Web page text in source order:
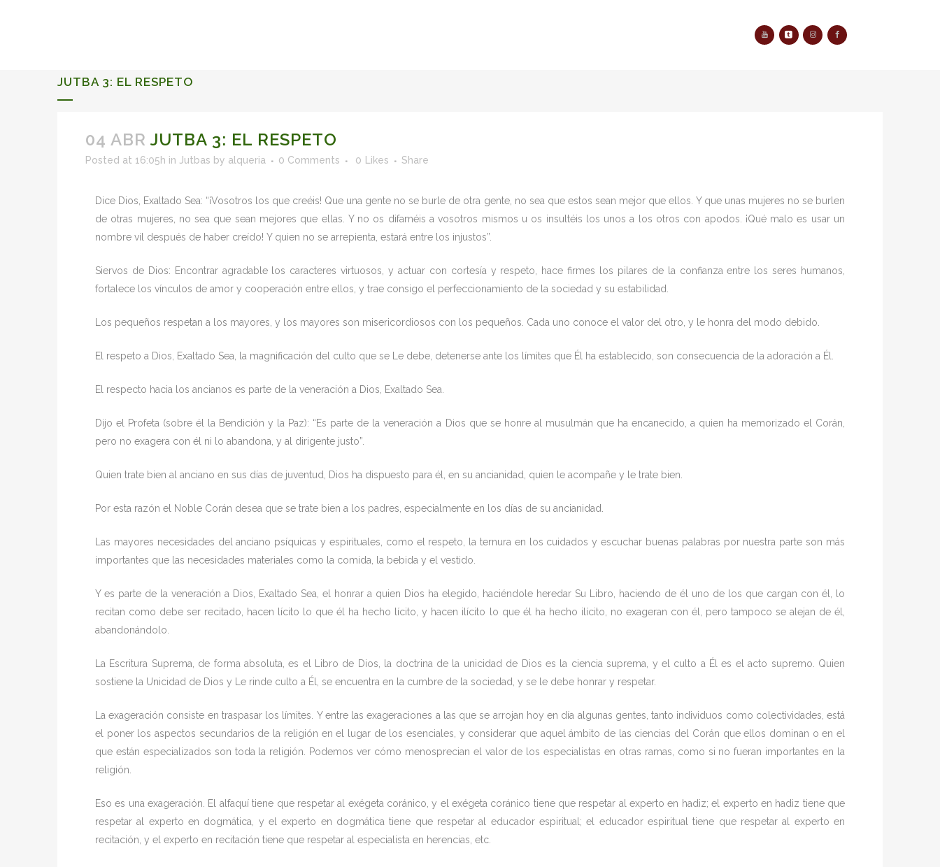
JUTBA 3: EL RESPETO
04 ABR JUTBA 3: EL RESPETO
Posted at 16:05h in Jutbas by alqueria 0 Comments 0 Likes Share
Dice Dios, Exaltado Sea: “¡Vosotros los que creéis! Que una gente no se burle de otra gente, no sea que estos sean mejor que ellos. Y que unas mujeres no se burlen
de otras mujeres, no sea que sean mejores que ellas. Y no os difaméis a vosotros mismos u os insultéis los unos a los otros con apodos. ¡Qué malo es usar un
nombre vil después de haber creído! Y quien no se arrepienta, estará entre los injustos”.
Siervos de Dios: Encontrar agradable los caracteres virtuosos, y actuar con cortesía y respeto, hace firmes los pilares de la confianza entre los seres humanos,
fortalece los vínculos de amor y cooperación entre ellos, y trae consigo el perfeccionamiento de la sociedad y su estabilidad.
Los pequeños respetan a los mayores, y los mayores son misericordiosos con los pequeños. Cada uno conoce el valor del otro, y le honra del modo debido.
El respeto a Dios, Exaltado Sea, la magnificación del culto que se Le debe, detenerse ante los límites que Él ha establecido, son consecuencia de la adoración a Él.
El respecto hacia los ancianos es parte de la veneración a Dios, Exaltado Sea.
Dijo el Profeta (sobre él la Bendición y la Paz): “Es parte de la veneración a Dios que se honre al musulmán que ha encanecido, a quien ha memorizado el Corán,
pero no exagera con él ni lo abandona, y al dirigente justo”.
Quien trate bien al anciano en sus días de juventud, Dios ha dispuesto para él, en su ancianidad, quien le acompañe y le trate bien.
Por esta razón el Noble Corán desea que se trate bien a los padres, especialmente en los días de su ancianidad.
Las mayores necesidades del anciano psíquicas y espirituales, como el respeto, la ternura en los cuidados y escuchar buenas palabras por nuestra parte son más
importantes que las necesidades materiales como la comida, la bebida y el vestido.
Y es parte de la veneración a Dios, Exaltado Sea, el honrar a quien Dios ha elegido, haciéndole heredar Su Libro, haciendo de él uno de los que cargan con él, lo
recitan como debe ser recitado, hacen lícito lo que él ha hecho lícito, y hacen ilícito lo que él ha hecho ilícito, no exageran con él, pero tampoco se alejan de él,
abandonándolo.
La Escritura Suprema, de forma absoluta, es el Libro de Dios, la doctrina de la unicidad de Dios es la ciencia suprema, y el culto a Él es el acto supremo. Quien
sostiene la Unicidad de Dios y Le rinde culto a Él, se encuentra en la cumbre de la sociedad, y se le debe honrar y respetar.
La exageración consiste en traspasar los límites. Y entre las exageraciones a las que se arrojan hoy en día algunas gentes, tanto individuos como colectividades, está
el poner los aspectos secundarios de la religión en el lugar de los esenciales, y considerar que aquel ámbito de las ciencias del Corán que ellos dominan o en el
que están especializados son toda la religión. Podemos ver cómo menosprecian el valor de los especialistas en otras ramas, como si no fueran importantes en la
religión.
Eso es una exageración. El alfaquí tiene que respetar al exégeta coránico, y el exégeta coránico tiene que respetar al experto en hadiz; el experto en hadiz tiene que
respetar al experto en dogmática, y el experto en dogmática tiene que respetar al educador espiritual; el educador espiritual tiene que respetar al experto en
recitación, y el experto en recitación tiene que respetar al especialista en herencias, etc.